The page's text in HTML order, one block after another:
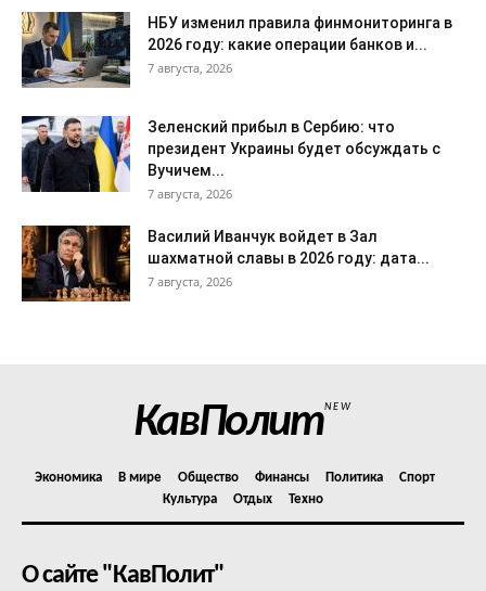
НБУ изменил правила финмониторинга в
2026 году: какие операции банков и...
7 августа, 2026
Зеленский прибыл в Сербию: что
президент Украины будет обсуждать с
Вучичем...
7 августа, 2026
Василий Иванчук войдет в Зал
шахматной славы в 2026 году: дата...
7 августа, 2026
КавПолитNEW
Экономика В мире Общество Финансы Политика
Спорт
Культура
Отдых Техно
О сайте "КавПолит"